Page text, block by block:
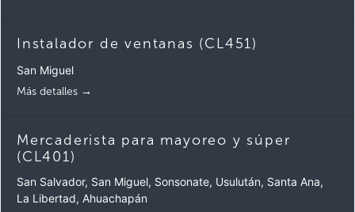
Instalador de ventanas (CL451)
San Miguel
Más detalles
Mercaderista para mayoreo y súper
(CL401)
San Salvador San Miguel Sonsonate Usulután Santa Ana
La Libertad Ahuachapán